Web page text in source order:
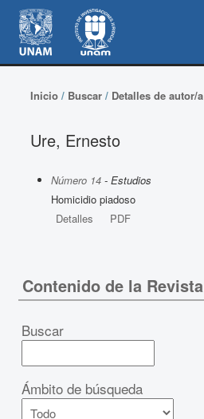
Inicio/ Buscar/ Detalles de autor/a
Ure, Ernesto
Número 14- Estudios
Homicidio piadoso
Detalles
PDF
Contenido de la Revista
Buscar
Ámbito de búsqueda